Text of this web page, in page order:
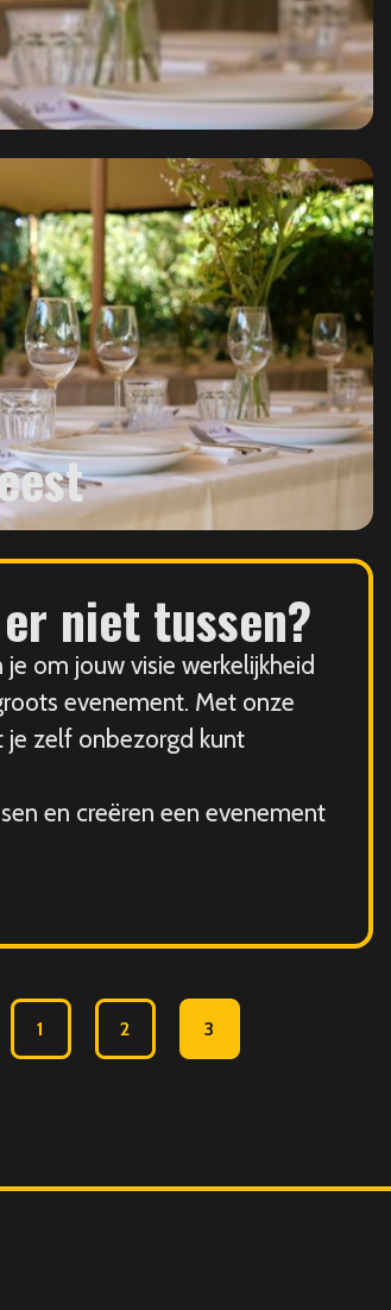
er niet tussen?
om jouw visie werkelijkheid
evenement. Met onze
je zelf onbezorgd kunt
en creëren een evenement
1 2 3